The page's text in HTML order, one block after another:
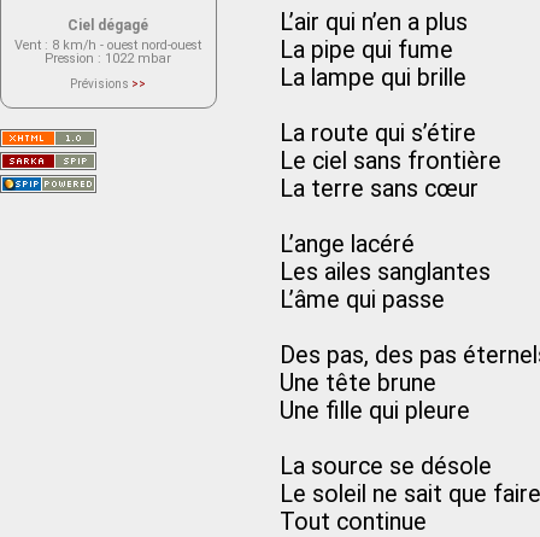
L’air qui n’en a plus
La pipe qui fume
La lampe qui brille
La route qui s’étire
Le ciel sans frontière
La terre sans cœur
L’ange lacéré
Les ailes sanglantes
L’âme qui passe
Des pas, des pas
Une tête brune
Une fille qui pleure
La source se désole
Le soleil ne sait que faire
Tout continue
Ciel dégagé
Vent : 8 km/h - ouest nord-ouest
Pression : 1022 mbar
Prévisions >>
actuellement aucune prévision
Saint-Nom.
Veuillez consulter le message du
service ci-dessous.
(401 - Invalid API key. Please see
https://openweathermap.org/faq#error401